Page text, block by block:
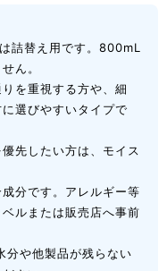
詰替え用です。800mL
ん。
を重視する方や、細
選びやすいタイプで
先したい方は、モイス
分です。アレルギー等
ルまたは販売店へ事前
分や他製品が残らない